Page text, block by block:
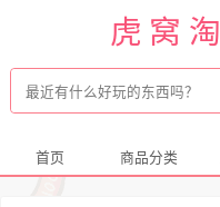
虎窝淘
首页 商品分类